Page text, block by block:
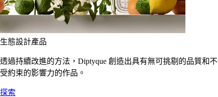
生態設計產品
透過持續改進的方法，Diptyque 創造出具有無可挑剔的品質和不
受約束的影響力的作品。
探索